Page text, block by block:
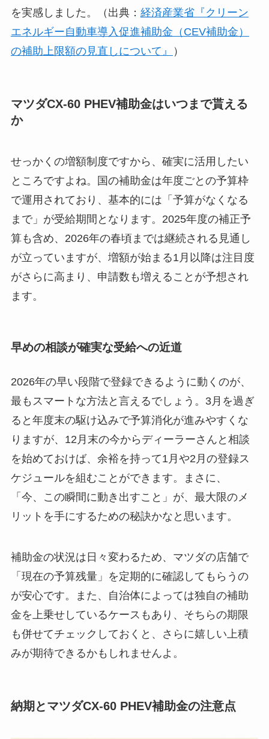
を実感しました。（出典： 経済産業省『クリーン
エネルギー自動車導入促進補助金（CEV補助金）
の補助上限額の見直しについて』
）
マツダCX-60 PHEV補助金はいつまで貰える
か
せっかくの増額制度ですから、確実に活用したい
ところですよね。国の補助金は年度ごとの予算枠
で運用されており、基本的には「予算がなくなる
まで」が受給期間となります。2025年度の補正予
算も含め、2026年の春頃までは継続される見通し
が立っていますが、増額が始まる1月以降は注目度
がさらに高まり、申請数も増えることが予想され
ます。
早めの相談が確実な受給への近道
2026年の早い段階で登録できるように動くのが、
最もスマートな方法と言えるでしょう。3月を過ぎ
ると年度末の駆け込みで予算消化が進みやすくな
りますが、12月末の今からディーラーさんと相談
を始めておけば、余裕を持って1月や2月の登録ス
ケジュールを組むことができます。まさに、
「今、この瞬間に動き出すこと」が、最大限のメ
リットを手にするための秘訣かなと思います。
補助金の状況は日々変わるため、マツダの店舗で
「現在の予算残量」を定期的に確認してもらうの
が安心です。また、自治体によっては独自の補助
金を上乗せしているケースもあり、そちらの期限
も併せてチェックしておくと、さらに嬉しい上積
みが期待できるかもしれませんよ。
納期とマツダCX-60 PHEV補助金の注意点